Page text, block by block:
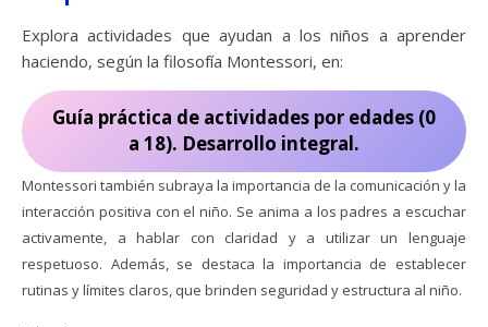
Explora actividades que ayudan a los niños a aprender
haciendo, según la filosofía Montessori, en:
Guía práctica de actividades por edades (0
a 18). Desarrollo integral.
Montessori también subraya la importancia de la comunicación y la
interacción positiva con el niño. Se anima a los padres a escuchar
activamente, a hablar con claridad y a utilizar un lenguaje
respetuoso. Además, se destaca la importancia de establecer
rutinas y límites claros, que brinden seguridad y estructura al niño.